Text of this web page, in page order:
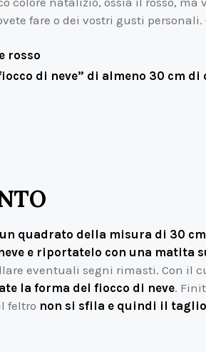
fare o dei vostri gusti personali.
rosso
di neve” di almeno 30 cm di
un quadrato della misura di 30
e riportatelo con una matita
eventuali segni rimasti. Con il
la forma del fiocco di neve.
feltro non si sfila e quindi il